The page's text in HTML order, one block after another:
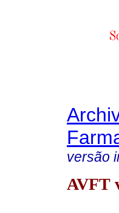
versão
AVFT